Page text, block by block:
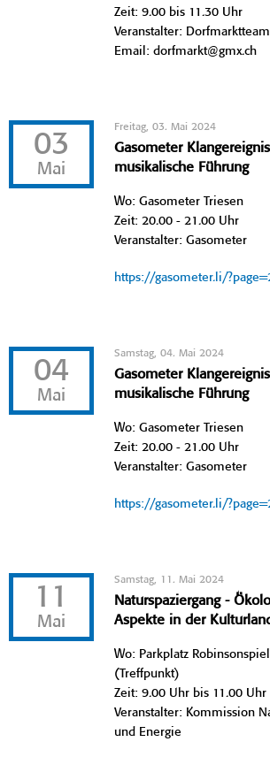
Zeit: 9.00 bis 11.30 Uhr
Veranstalter: Dorfmarktteam
Email: dorfmarkt@gmx.ch
03
Mai
Freitag, 03. Mai 2024
Gasometer
musikalische Führung
Wo: Gasometer Triesen
Zeit: 20.00 - 21.00 Uhr
Veranstalter: Gasometer
https://gasometer.li/
04
Mai
Samstag, 04. Mai 2024
Gasometer
musikalische Führung
Wo: Gasometer Triesen
Zeit: 20.00 - 21.00 Uhr
Veranstalter: Gasometer
https://gasometer.li/
11
Mai
Samstag, 11. Mai 2024
Naturspaziergang -
Aspekte in der
Wo: Parkplatz
(Treffpunkt)
Zeit: 9.00 Uhr bis 11.00 Uhr
Veranstalter: Kommission
und Energie